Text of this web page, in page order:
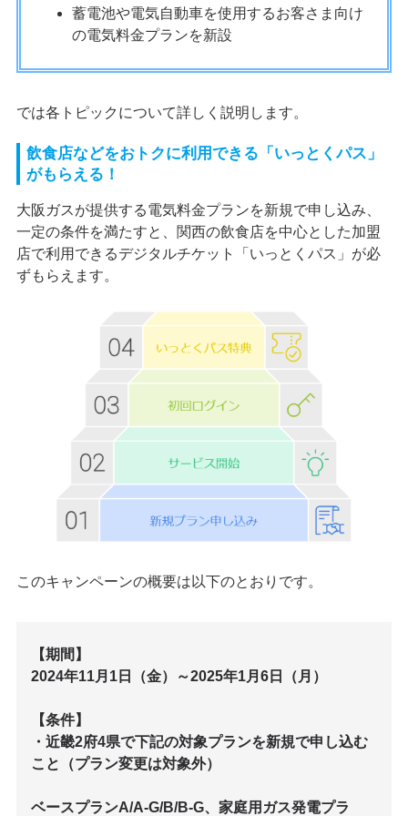
蓄電池や電気自動車を使用するお客さま向け
の電気料金プランを新設
では各トピックについて詳しく説明します。
飲食店などをおトクに利用できる「いっとくパス」
がもらえる！
大阪ガスが提供する電気料金プランを新規で申し込み、
一定の条件を満たすと、関西の飲食店を中心とした加盟
店で利用できるデジタルチケット「いっとくパス」が必
ずもらえます。
このキャンペーンの概要は以下のとおりです。
【期間】
2024年11月1日（金）～2025年1月6日（月）
【条件】
・近畿2府4県で下記の対象プランを新規で申し込む
こと（プラン変更は対象外）
ベースプランA/A-G/B/B-G、家庭用ガス発電プラ